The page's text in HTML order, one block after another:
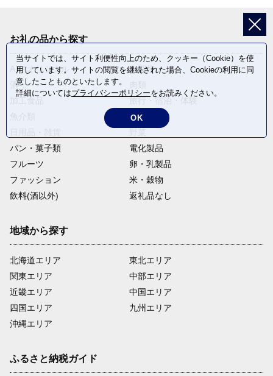
お礼の品から探す
ANAオリジナル
定期便
酒
旅行・宿泊・体験
麺類
パン・菓子類
電化製品
フルーツ
卵・乳製品
ファッション
米・穀物
飲料(酒以外)
返礼品なし
地域から探す
北海道エリア
関東エリア
近畿エリア
四国エリア
沖縄エリア
東北エリア
中部エリア
中国エリア
九州エリア
ふるさと納税ガイド
当サイトでは、サイト利便性向上のため、クッキー（Cookie）を使
用しています。サイトの閲覧を継続された場合、Cookieの利用に同
意したことものといたします。
詳細についてはプライバシーポリシーをお読みください。
OK